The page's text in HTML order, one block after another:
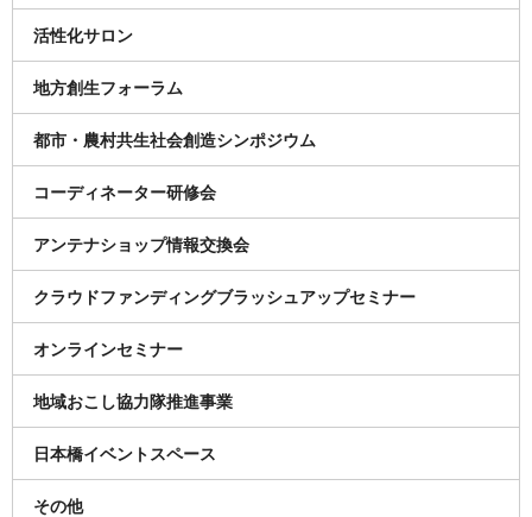
活性化サロン
地方創生フォーラム
都市・農村共生社会創造シンポジウム
コーディネーター研修会
アンテナショップ情報交換会
クラウドファンディングブラッシュアップセミナー
オンラインセミナー
地域おこし協力隊推進事業
日本橋イベントスペース
その他